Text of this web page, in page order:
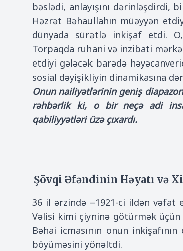
bəslədi, anlayışını
Həzrət Bəhaullahın müəyyən
dünyada sürətlə inkişaf etdi.
Torpaqda ruhani və inzibati
etdiyi gələcək barədə
sosial dəyişikliyin dinamikasına
Onun nailiyətlərinin geniş
rəhbərlik ki, o bir neçə adi
qabiliyyətləri üzə çıxardı.
Şövqi Əfəndinin Həyatı və
36 il ərzində –1921-ci ildən vəfat
Vəlisi kimi çiyninə götürmək
Bəhai icmasının onun
böyüməsini yönəltdi.